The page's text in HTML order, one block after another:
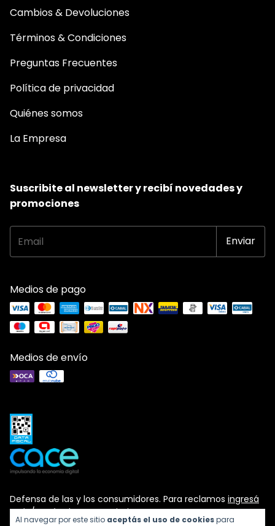
Al navegar por este sitio aceptás el uso de cookiespara
Cambios & Devoluciones
Términos & Condiciones
Preguntas Frecuentes
Política de privacidad
Quiénes somos
La Empresa
Suscribite al newsletter y recibí novedades y
promociones
Medios de pago
Medios de envío
Defensa de las y los consumidores. Para reclamos ingresá
acá. / Botón de arrepentimiento